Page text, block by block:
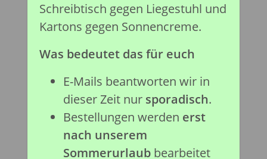
Schreibtisch gegen Liegestuhl und
Kartons gegen Sonnencreme.
Was bedeutet das für euch
E-Mails beantworten wir in
dieser Zeit nur sporadisch.
Bestellungen werden erst
nach unserem
Sommerurlaubbearbeitet